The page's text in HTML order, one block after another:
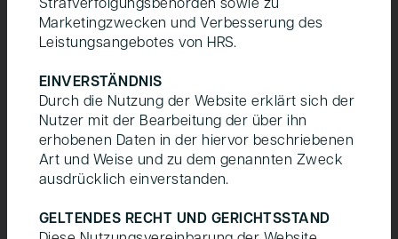
Marketingzwecken und Verbesserung des
Leistungsangebotes von HRS.
EINVERSTÄNDNIS
Durch die Nutzung der Website erklärt sich der
Nutzer mit der Bearbeitung der über ihn
erhobenen Daten in der hiervor beschriebenen
Art und Weise und zu dem genannten Zweck
ausdrücklich einverstanden.
GELTENDES RECHT UND GERICHTSSTAND